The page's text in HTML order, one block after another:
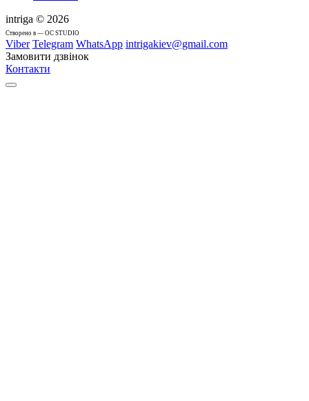
intriga © 2026
Cтворено в — OC STUDIO
Viber Telegram WhatsApp intrigakiev@gmail.com
Замовити дзвінок
Контакти